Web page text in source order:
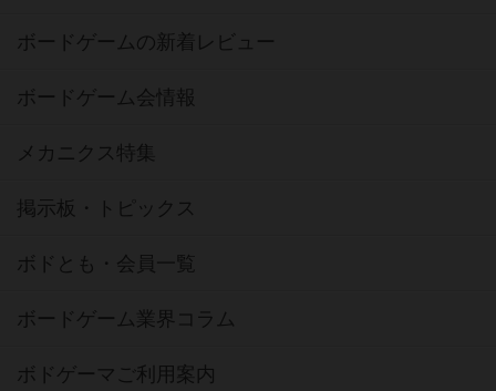
ボードゲームの新着レビュー
ボードゲーム会情報
メカニクス特集
掲示板・トピックス
ボドとも・会員一覧
ボードゲーム業界コラム
ボドゲーマご利用案内